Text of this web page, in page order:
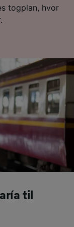
togplan, hvor
til